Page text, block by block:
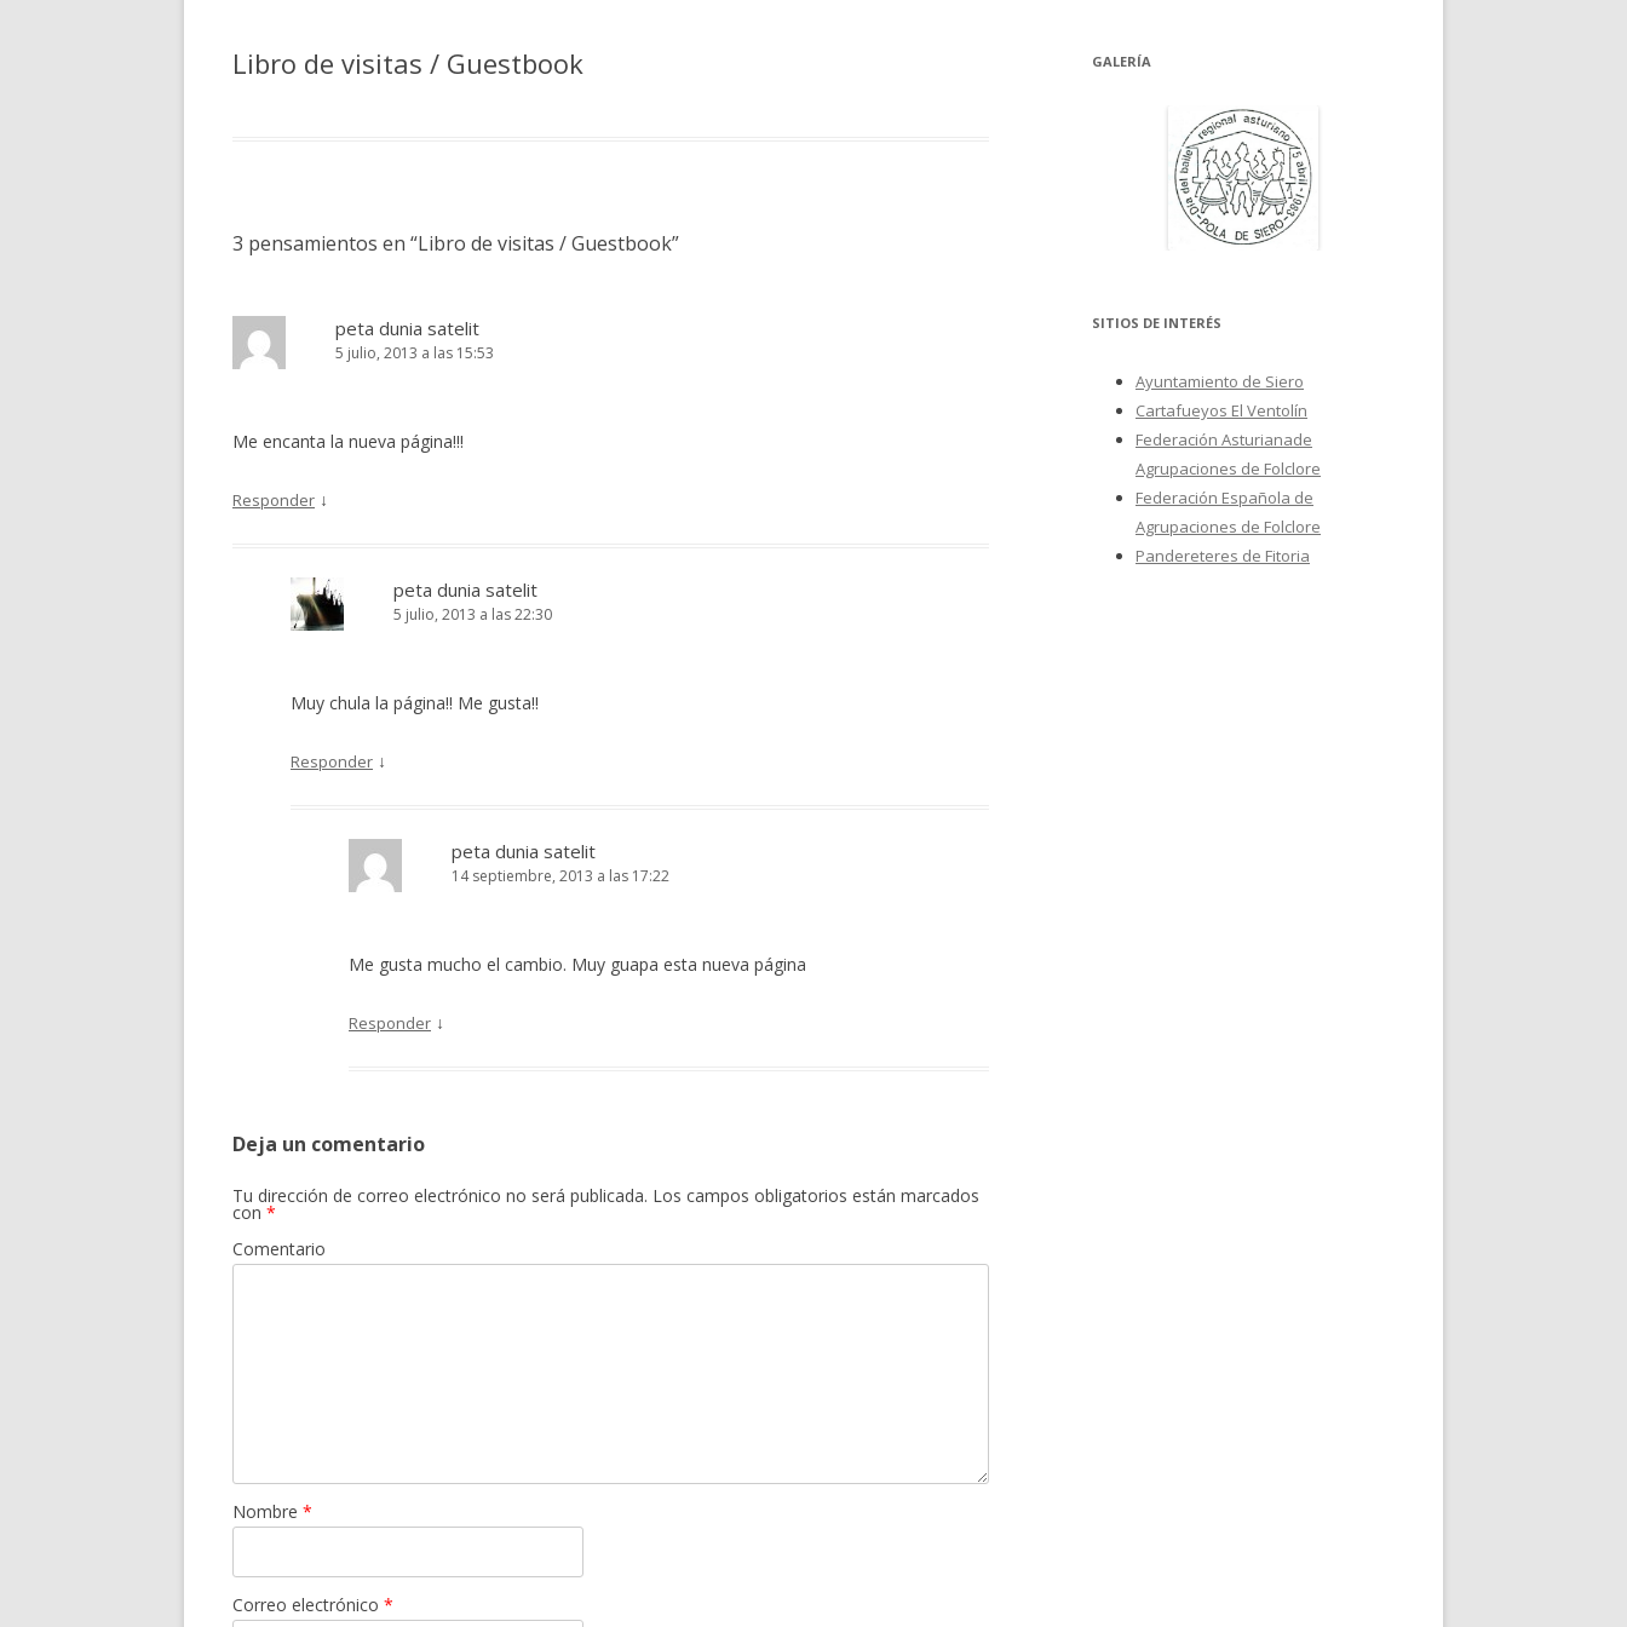
Libro de visitas / Guestbook
3 pensamientos en “Libro de visitas / Guestbook”
peta dunia satelit
5 julio, 2013 a las 15:53
Me encanta la nueva página!!!
Responder ↓
peta dunia satelit
5 julio, 2013 a las 22:30
Muy chula la página!! Me gusta!!
Responder ↓
peta dunia satelit
14 septiembre, 2013 a las 17:22
Me gusta mucho el cambio. Muy guapa esta nueva página
Responder ↓
Deja un comentario
Tu dirección de correo electrónico no será publicada. Los campos obligatorios están marcados
con *
Comentario
Nombre *
Correo electrónico *
GALERÍA
SITIOS DE INTERÉS
Ayuntamiento de Siero
Cartafueyos El Ventolín
Federación Asturianade
Agrupaciones de Folclore
Federación Española de
Agrupaciones de Folclore
Pandereteres de Fitoria